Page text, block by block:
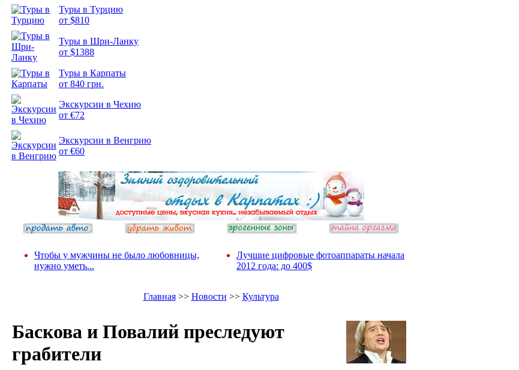
Туры в Турцию
от $810
Туры в Шри-Ланку
от $1388
Туры в Карпаты
от 840 грн.
Экскурсии в Чехию
от €72
Экскурсии в Венгрию
от €60
Чтобы у мужчины не было любовницы,
нужно уметь...
Лучшие цифровые фотоаппараты начала
2012 года: до 400$
Главная>> Новости >> Культура
Баскова и Повалий преследуют
грабители